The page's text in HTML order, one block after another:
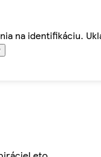
na identifikáciu.